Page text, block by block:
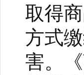
取得
方式
害。